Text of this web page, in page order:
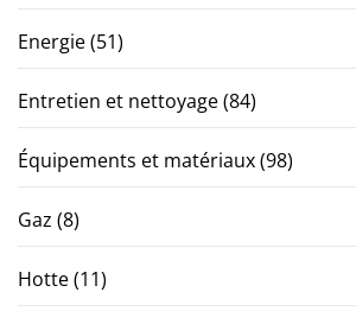
Energie(51)
Entretien et nettoyage(84)
Équipements et matériaux(98)
Gaz (8)
Hotte(11)